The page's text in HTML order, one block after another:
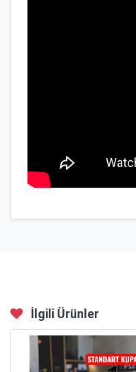
İlgili Ürünler